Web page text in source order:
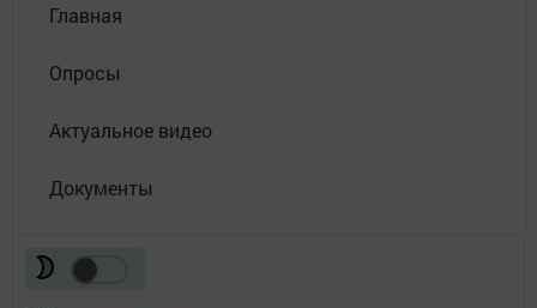
Главная
Опросы
Актуальное видео
Документы